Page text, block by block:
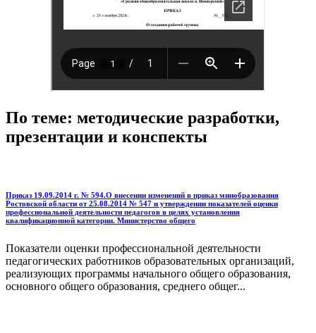
По теме: методические разработки,
презентации и конспекты
Приказ 19.09.2014 г. № 594.О внесении изменений в приказ минобразования
Ростовской области от 25.08.2014 № 547 и утверждении показателей оценки
профессиональной деятельности педагогов в целях установления
квалификационной категории. Министерство общего
Показатели оценки профессиональной деятельности
педагогических работников образовательных организаций,
реализующих программы начального общего образования,
основного общего образования, среднего общег...